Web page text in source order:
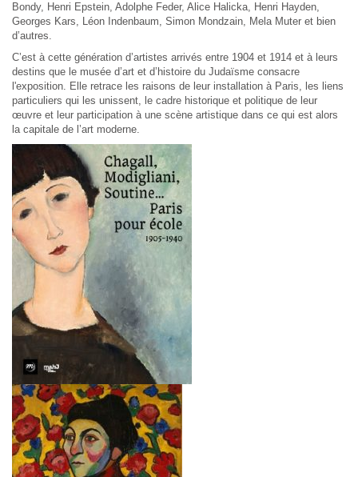
Bondy, Henri Epstein, Adolphe Feder, Alice Halicka, Henri Hayden,
Georges Kars, Léon Indenbaum, Simon Mondzain, Mela Muter et bien
d’autres.
C’est à cette génération d’artistes arrivés entre 1904 et 1914 et à leurs
destins que le musée d’art et d’histoire du Judaïsme consacre
l'exposition. Elle retrace les raisons de leur installation à Paris, les liens
particuliers qui les unissent, le cadre historique et politique de leur
œuvre et leur participation à une scène artistique dans ce qui est alors
la capitale de l’art moderne.